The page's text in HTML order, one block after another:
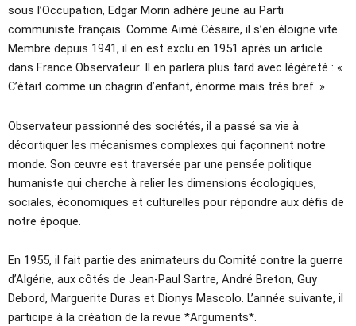
sous l’Occupation, Edgar Morin adhère jeune au Parti
communiste français. Comme Aimé Césaire, il s’en éloigne vite.
Membre depuis 1941, il en est exclu en 1951 après un article
dans France Observateur. Il en parlera plus tard avec légèreté : «
C’était comme un chagrin d’enfant, énorme mais très bref. »
Observateur passionné des sociétés, il a passé sa vie à
décortiquer les mécanismes complexes qui façonnent notre
monde. Son œuvre est traversée par une pensée politique
humaniste qui cherche à relier les dimensions écologiques,
sociales, économiques et culturelles pour répondre aux défis de
notre époque.
En 1955, il fait partie des animateurs du Comité contre la guerre
d’Algérie, aux côtés de Jean-Paul Sartre, André Breton, Guy
Debord, Marguerite Duras et Dionys Mascolo. L’année suivante, il
participe à la création de la revue *Arguments*.